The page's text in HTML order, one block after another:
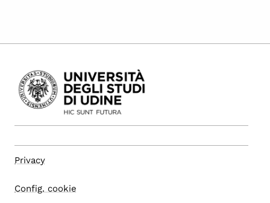
Privacy
Config. cookie